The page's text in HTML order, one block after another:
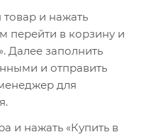
и нажать
перейти в корзину и
Далее заполнить
и отправить
для
и нажать «Купить в